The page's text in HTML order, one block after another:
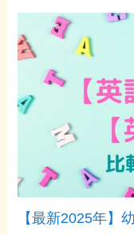
【最新2025年】